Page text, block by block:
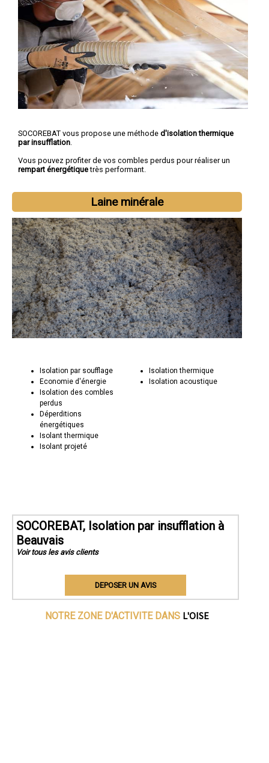
SOCOREBAT vous propose une méthode d'isolation thermique
par insufflation.
Vous pouvez profiter de vos combles perdus pour réaliser un
rempart énergétiquetrès performant.
Laine minérale
Isolation par soufflage
Economie d'énergie
Isolation des combles
perdus
Déperditions
énergétiques
Isolant thermique
Isolant projeté
Isolation thermique
Isolation acoustique
SOCOREBAT, Isolation par insufflation à
Beauvais
Voir tous les avis clients
DEPOSER UN AVIS
NOTRE ZONE D'ACTIVITE DANS L'OISE